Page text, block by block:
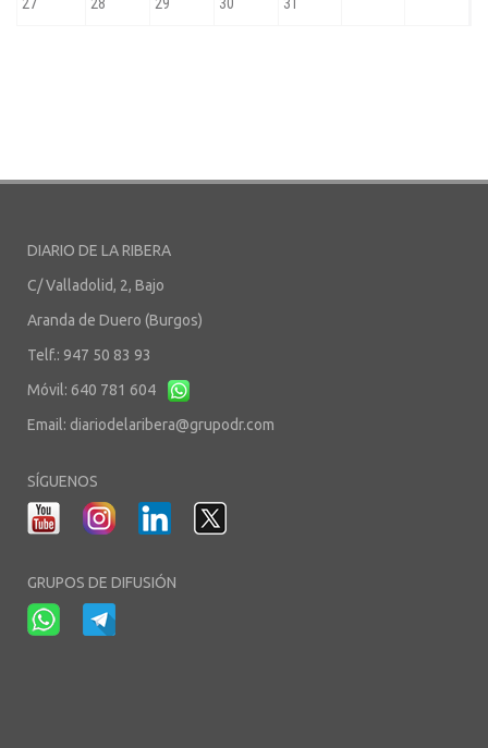
DIARIO DE LA RIBERA
C/ Valladolid, 2, Bajo
Aranda de Duero (Burgos)
Telf.: 947 50 83 93
Móvil: 640 781 604
Email: diariodelaribera@grupodr.com
SÍGUENOS
GRUPOS DE DIFUSIÓN